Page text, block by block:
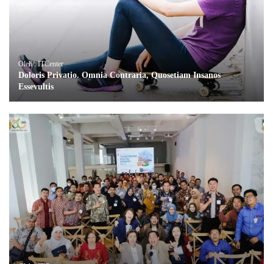
Oleh : ITCenter
Doloris Privatio. Omnia Contraria, Quosetiam Insanos
Essevultis